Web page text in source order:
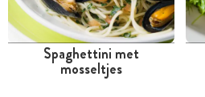
Tussen 30 minuten en 1
Spaghettini met
mosseltjes